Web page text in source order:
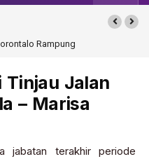
Rampung
Tinjau Jalan
– Marisa
jabatan terakhir periode